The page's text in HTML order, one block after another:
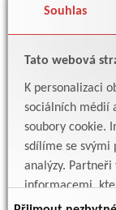
Souhlas
Tato webová
K personalizaci
sociálních médií
soubory cookie.
sdílíme se svými
analýzy.
informacemi,
důsledku toho,